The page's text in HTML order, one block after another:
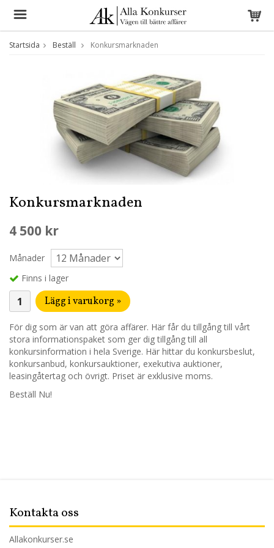
Startsida Beställ Konkursmarknaden
Konkursmarknaden
4 500 kr
Månader
Finns i lager
Lägg i varukorg »
För dig som är van att göra affärer. Här får du tillgång till vårt
stora informationspaket som ger dig tillgång till all
konkursinformation i hela Sverige. Här hittar du konkursbeslut,
konkursanbud, konkursauktioner, exekutiva auktioner,
leasingåtertag och övrigt. Priset är exklusive moms.
Beställ Nu!
Kontakta oss
Allakonkurser.se